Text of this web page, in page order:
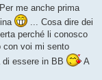
me anche prima
... Cosa dire dei
perché li conosco
con voi mi sento
essere in BB
A